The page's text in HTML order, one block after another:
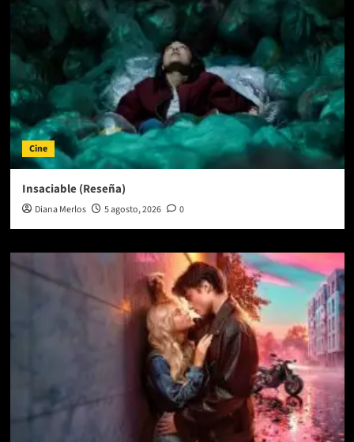
Cine
Insaciable (Reseña)
Diana Merlos 5 agosto, 2026 0